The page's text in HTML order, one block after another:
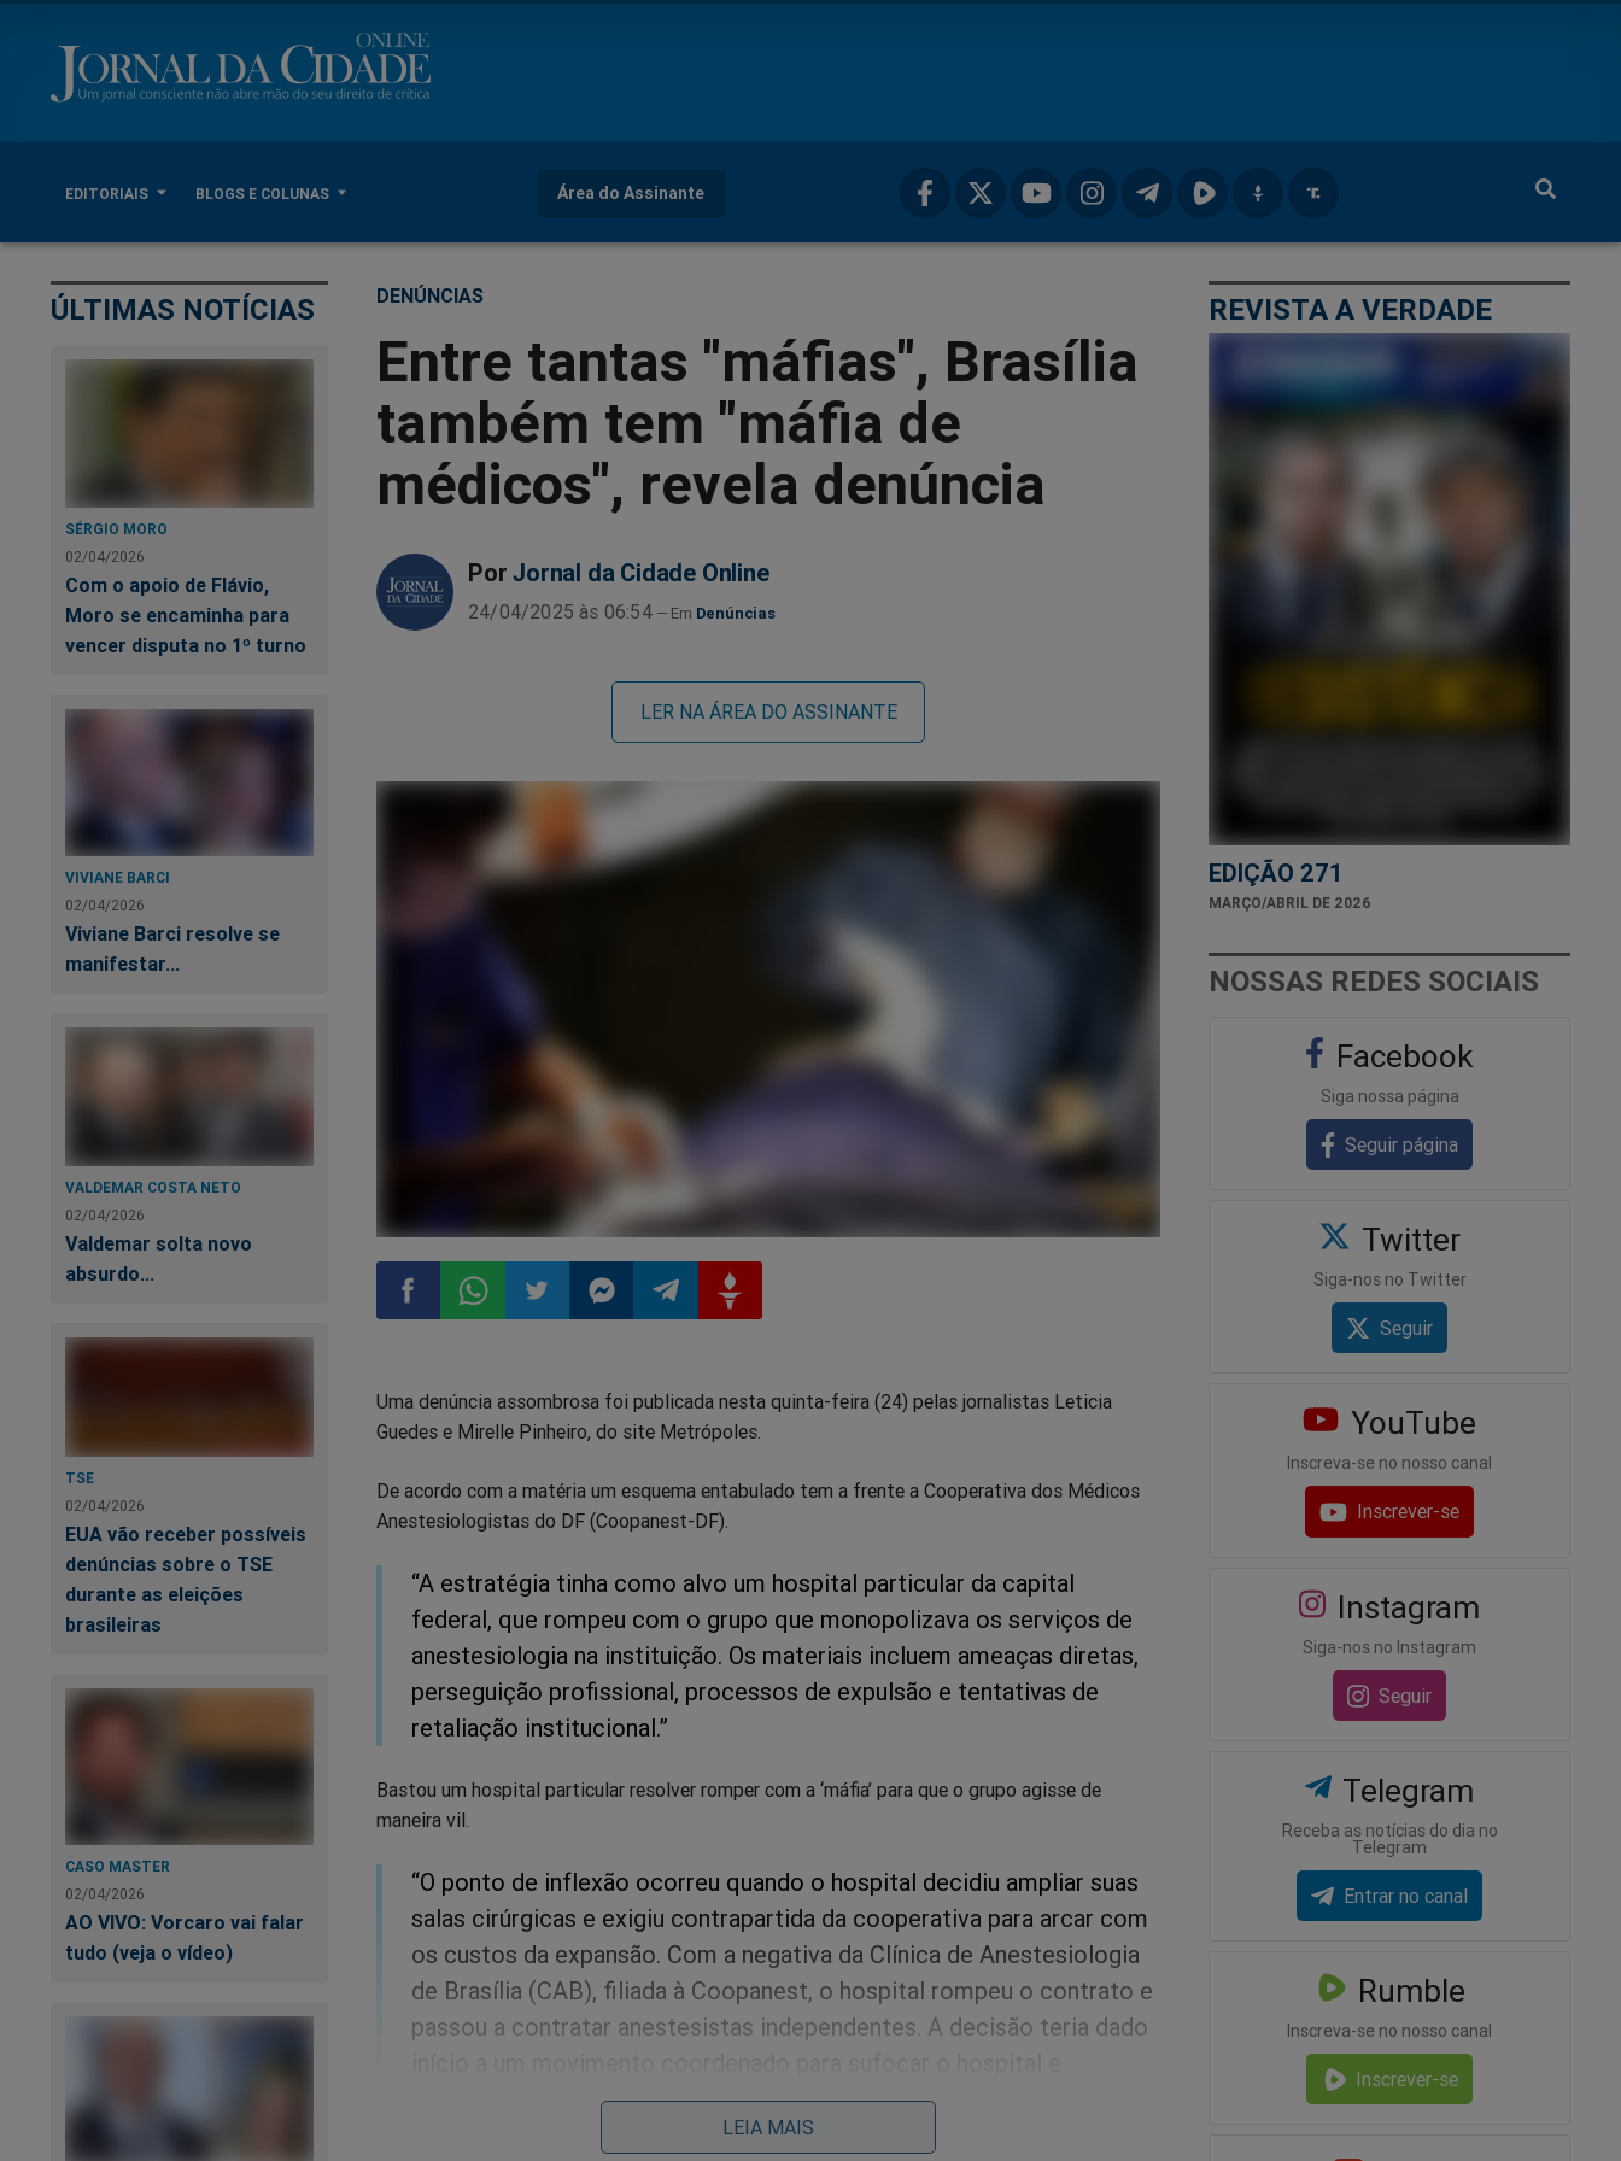
EDITORIAIS BLOGS E COLUNAS Área do Assinante
ÚLTIMAS NOTÍCIAS
SÉRGIO MORO
02/04/2026
Com o apoio de Flávio,
Moro se encaminha para
vencer disputa no 1º turno
VIVIANE BARCI
02/04/2026
Viviane Barci resolve se
manifestar...
VALDEMAR COSTA NETO
02/04/2026
Valdemar solta novo
absurdo...
TSE
02/04/2026
EUA vão receber possíveis
denúncias sobre o TSE
durante as eleições
brasileiras
CASO MASTER
02/04/2026
AO VIVO: Vorcaro vai falar
tudo (veja o vídeo)
DENÚNCIAS
Entre tantas "máfias", Brasília
também tem "máfia de
médicos", revela denúncia
Por Jornal da Cidade Online
24/04/2025 às 06:54 Denúncias
LER NA ÁREA DO ASSINANTE
no
no
no
no
no
no
Uma denúncia assombrosa foi publicada nesta quinta-feira (24) pelas jornalistas Leticia
Guedes e Mirelle Pinheiro, do site Metrópoles.
De acordo com a matéria um esquema entabulado tem a frente a Cooperativa dos Médicos
Anestesiologistas do DF (Coopanest-DF).
“A estratégia tinha como alvo um hospital particular da capital
federal, que rompeu com o grupo que monopolizava os serviços de
anestesiologia na instituição. Os materiais incluem ameaças diretas,
perseguição profissional, processos de expulsão e tentativas de
retaliação institucional.”
Bastou um hospital particular resolver romper com a ‘máfia’ para que o grupo agisse de
maneira vil.
“O ponto de inflexão ocorreu quando o hospital decidiu ampliar suas
salas cirúrgicas e exigiu contrapartida da cooperativa para arcar com
os custos da expansão. Com a negativa da Clínica de Anestesiologia
de Brasília (CAB), filiada à Coopanest, o hospital rompeu o contrato e
passou a contratar anestesistas independentes. A decisão teria dado
dissuadir médicos de atuarem na instituição.”
LEIA MAIS
REVISTA A VERDADE
EDIÇÃO 271
MARÇO/ABRIL DE 2026
NOSSAS REDES SOCIAIS
Facebook
Siga nossa página
Seguir página
Twitter
Siga-nos no Twitter
Seguir
YouTube
Inscreva-se no nosso canal
Inscrever-se
Instagram
Siga-nos no Instagram
Seguir
Telegram
Receba as notícias do dia no
Telegram
Entrar no canal
Rumble
Inscreva-se no nosso canal
Inscrever-se